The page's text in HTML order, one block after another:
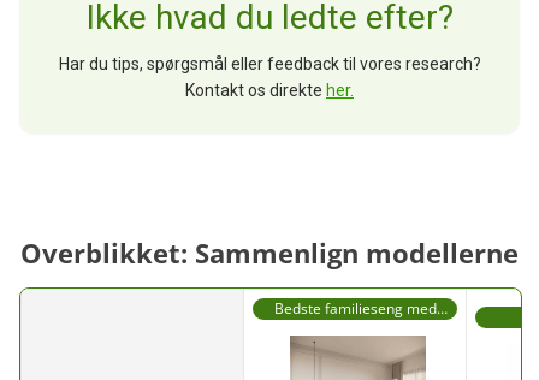
Ikke hvad du ledte efter?
Har du tips, spørgsmål eller feedback til vores research?
Kontakt os direkte her.
Overblikket: Sammenlign modellerne
Bedste familieseng med